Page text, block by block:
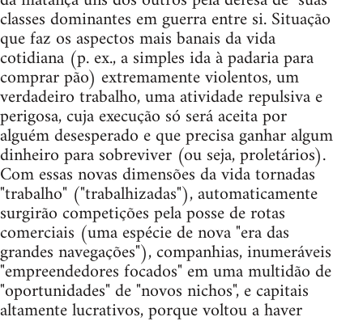
classes dominantes em guerra entre si. Situação
que faz os aspectos mais banais da vida
cotidiana (p. ex., a simples ida à padaria para
comprar pão) extremamente violentos, um
verdadeiro trabalho, uma atividade repulsiva e
perigosa, cuja execução só será aceita por
alguém desesperado e que precisa ganhar algum
dinheiro para sobreviver (ou seja, proletários).
Com essas novas dimensões da vida tornadas
"trabalho" ("trabalhizadas"), automaticamente
surgirão competições pela posse de rotas
comerciais (uma espécie de nova "era das
grandes navegações"), companhias, inumeráveis
"empreendedores focados" em uma multidão de
"oportunidades" de "novos nichos", e capitais
altamente lucrativos, porque voltou a haver